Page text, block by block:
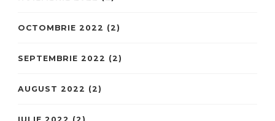
OCTOMBRIE 2022 (2)
SEPTEMBRIE 2022 (2)
AUGUST 2022 (2)